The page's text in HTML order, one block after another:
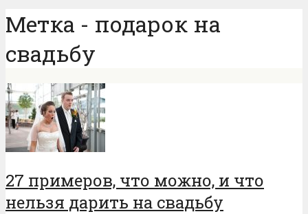
Метка - подарок на
свадьбу
27 примеров, что можно, и что
нельзя дарить на свадьбу